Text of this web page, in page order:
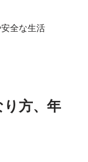
全な生活
り方、年